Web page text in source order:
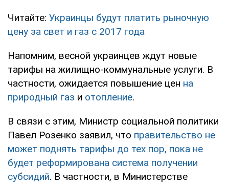
Читайте: Украинцы будут платить рыночную
цену за свет и газ с 2017 года
Напомним, весной украинцев ждут новые
тарифы на жилищно-коммунальные услуги. В
частности, ожидается повышение цен на
природный газ и отопление.
В связи с этим, Министр социальной политики
Павел Розенко заявил, что правительство не
может поднять тарифы до тех пор, пока не
будет реформирована система получении
субсидий. В частности, в Министерстве